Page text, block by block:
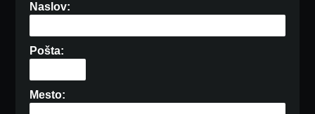
Naslov:
Pošta:
Mesto: